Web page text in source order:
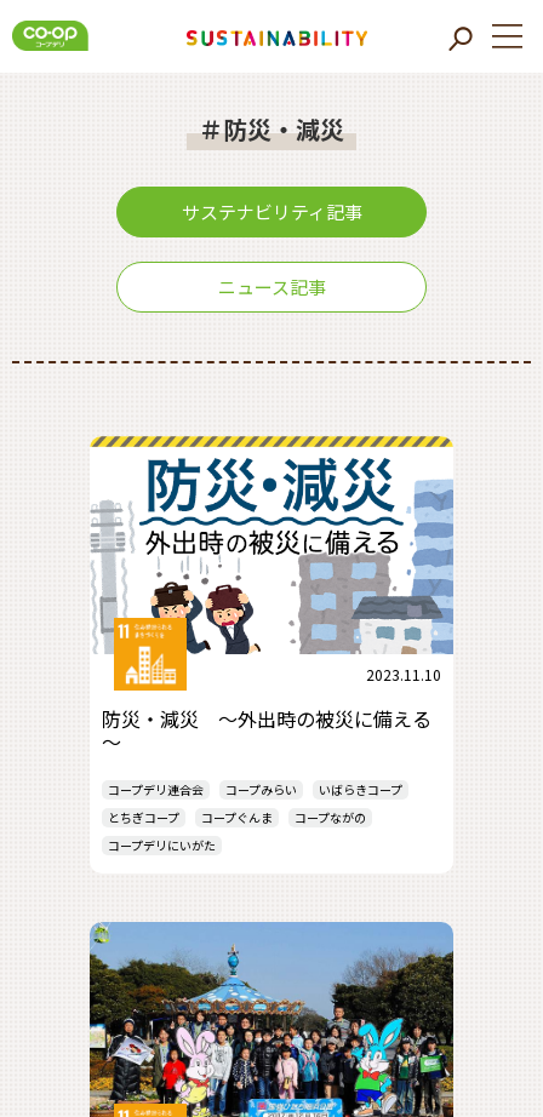
＃防災・減災
サステナビリティ記事
ニュース記事
2023.11.10
防災・減災 ～外出時の被災に備える
～
コープデリ連合会 コープみらい
いばらきコープ
とちぎコープ
コープぐんま
コープながの
コープデリにいがた